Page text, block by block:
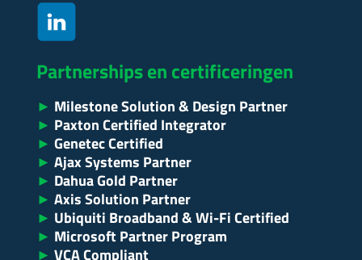
Partnerships en certificeringen
► Milestone Solution & Design Partner
► Paxton Certified Integrator
► Genetec Certified
► Ajax Systems Partner
► Dahua Gold Partner
► Axis Solution Partner
► Ubiquiti Broadband & Wi-Fi Certified
► Microsoft Partner Program
► VCA Compliant